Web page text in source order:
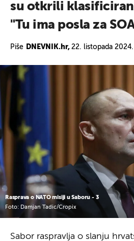
su otkrili
"Tu ima posla za
Piše DNEVNIK.hr, 22. listopada 2024.
Rasprava o NATO misiji u Saboru - 3
Foto: Damjan Tadic/Cropix
Sabor raspravlja o slanju